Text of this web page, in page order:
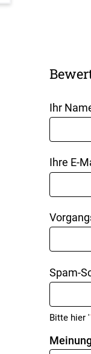
Ihr
Ihre E-
Spam-
Bitte hier '